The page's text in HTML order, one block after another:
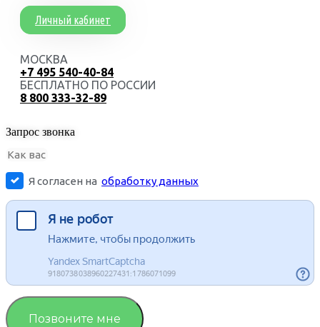
Личный кабинет
МОСКВА
+7 495 540-40-84
БЕСПЛАТНО ПО РОССИИ
8 800 333-32-89
Запрос звонка
Я согласен на обработку данных
Позвоните мне